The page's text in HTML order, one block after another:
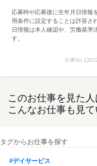
※処遇改善手当は試用期間中
■受動喫煙防止措置：
屋内禁煙
応募時や応募後に生年月日情報
用条件に設定することは許容さ
日情報は本人確認や、労働基準
す。
仕事No.
このお仕事を見た人
こんなお仕事も見
タグからお仕事を探す
#デイサービス